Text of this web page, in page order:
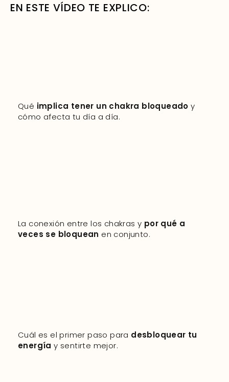
EN ESTE VÍDEO TE EXPLICO:
Qué implica tener un chakra bloqueadoy
cómo afecta tu día a día.
La conexión entre los chakras y por qué a
veces se bloquean en conjunto.
Cuál es el primer paso para desbloquear tu
energíay sentirte mejor.